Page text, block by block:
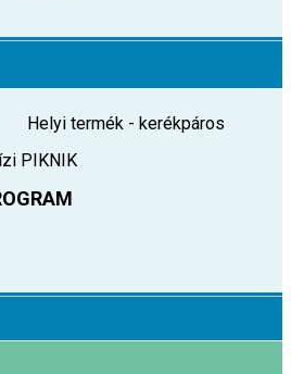
Helyi termék - kerékpáros
PIKNIK